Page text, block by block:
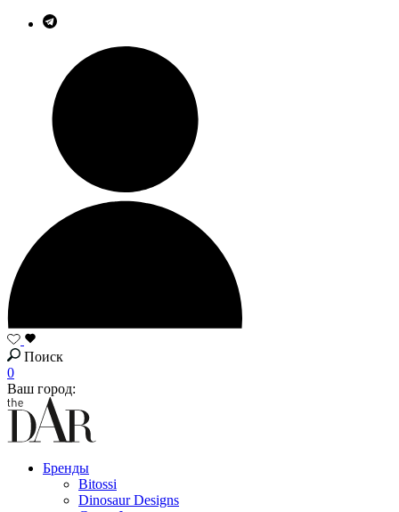
Поиск
0
Ваш город:
Бренды
Bitossi
Dinosaur Designs